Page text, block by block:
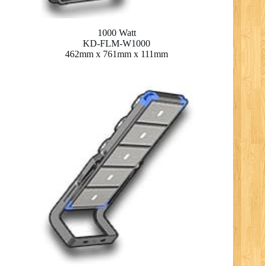
1000 Watt
KD-FLM-W1000
462mm x 761mm x 111mm